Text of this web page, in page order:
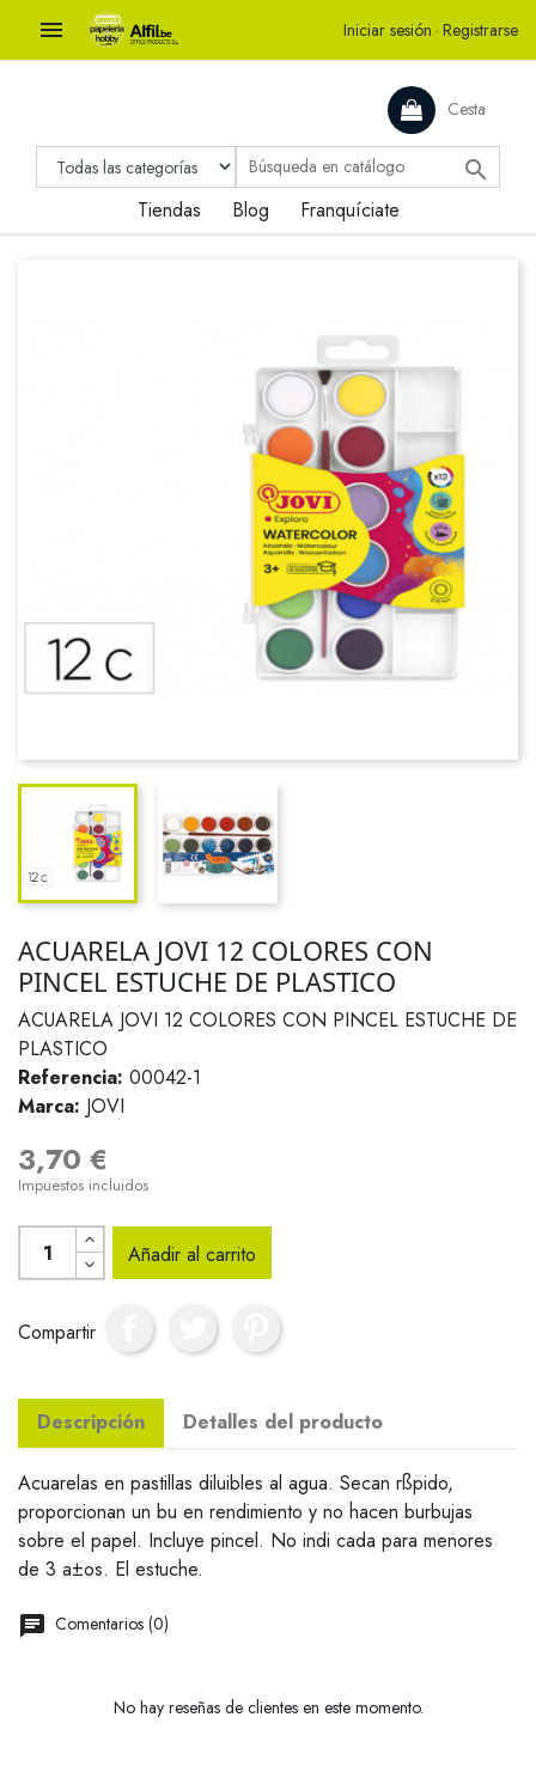
 Iniciar sesión · Registrarse
Cesta

Tiendas Blog Franquíciate
ACUARELA JOVI 12 COLORES CON
PINCEL ESTUCHE DE PLASTICO
ACUARELA JOVI 12 COLORES CON PINCEL ESTUCHE DE
PLASTICO
Referencia: 00042-1
Marca: JOVI
3,70 €
Impuestos incluidos
Añadir al carrito
Compartir
Descripción Detalles del producto
Acuarelas en pastillas diluibles al agua. Secan rßpido,
proporcionan un bu en rendimiento y no hacen burbujas
sobre el papel. Incluye pincel. No indi cada para menores
de 3 a±os. El estuche.
Comentarios (0)
No hay reseñas de clientes en este momento.